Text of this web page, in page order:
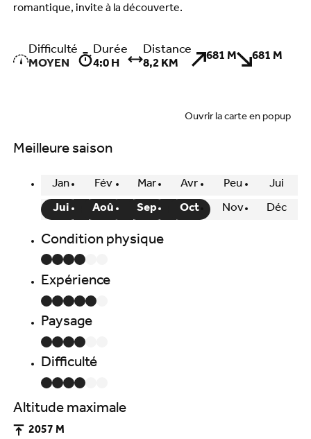
romantique, invite à la découverte.
Difficulté
MOYEN
Durée
4:0 H
Distance
8,2 KM
681 M 681 M
Ouvrir la carte en popup
Meilleure saison
Jan Fév Mar Avr Peu Jui
Jui Aoû Sep Oct Nov Déc
Condition physique
Expérience
Paysage
Difficulté
Altitude maximale
2057 M